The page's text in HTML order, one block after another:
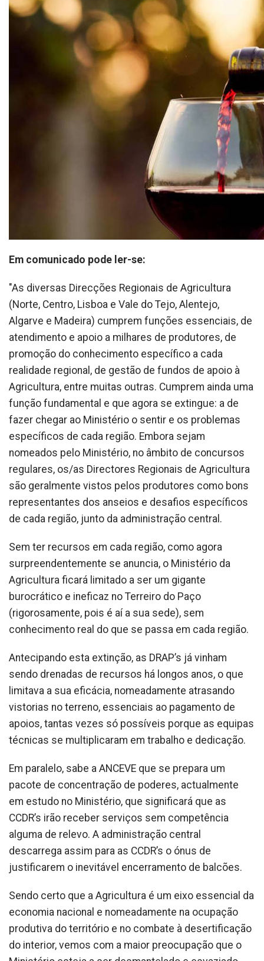
Em comunicado pode ler-se:
"As diversas Direcções Regionais de Agricultura
(Norte, Centro, Lisboa e Vale do Tejo, Alentejo,
Algarve e Madeira) cumprem funções essenciais, de
atendimento e apoio a milhares de produtores, de
promoção do conhecimento específico a cada
realidade regional, de gestão de fundos de apoio à
Agricultura, entre muitas outras. Cumprem ainda uma
função fundamental e que agora se extingue: a de
fazer chegar ao Ministério o sentir e os problemas
específicos de cada região. Embora sejam
nomeados pelo Ministério, no âmbito de concursos
regulares, os/as Directores Regionais de Agricultura
são geralmente vistos pelos produtores como bons
representantes dos anseios e desafios específicos
de cada região, junto da administração central.
Sem ter recursos em cada região, como agora
surpreendentemente se anuncia, o Ministério da
Agricultura ficará limitado a ser um gigante
burocrático e ineficaz no Terreiro do Paço
(rigorosamente, pois é aí a sua sede), sem
conhecimento real do que se passa em cada região.
Antecipando esta extinção, as DRAP’s já vinham
sendo drenadas de recursos há longos anos, o que
limitava a sua eficácia, nomeadamente atrasando
vistorias no terreno, essenciais ao pagamento de
apoios, tantas vezes só possíveis porque as equipas
técnicas se multiplicaram em trabalho e dedicação.
Em paralelo, sabe a ANCEVE que se prepara um
pacote de concentração de poderes, actualmente
em estudo no Ministério, que significará que as
CCDR’s irão receber serviços sem competência
alguma de relevo. A administração central
descarrega assim para as CCDR’s o ónus de
justificarem o inevitável encerramento de balcões.
Sendo certo que a Agricultura é um eixo essencial da
economia nacional e nomeadamente na ocupação
produtiva do território e no combate à desertificação
do interior, vemos com a maior preocupação que o